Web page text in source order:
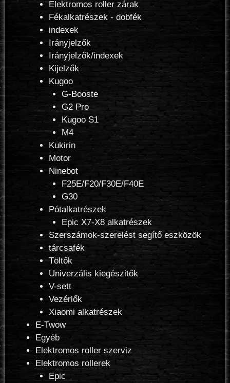
Elektromos roller zárak
Fékalkatrészek - dobfék
indexek
Irányjelzők
Irányjelzők/indexek
Kijelzők
Kugoo
G-Booste
G2 Pro
Kugoo S1
M4
Kukirin
Motor
Ninebot
F25E/F20/F30E/F40E
G30
Pótalkatrészek
Epic X7-X8 alkatrészek
Szerszámok-szerelést segítő eszközök
tárcsafék
Töltők
Univerzális kiegészitők
V-sett
Vezérlők
Xiaomi alkatrészek
E-Twow
Egyéb
Elektromos roller szerviz
Elektromos rollerek
Epic